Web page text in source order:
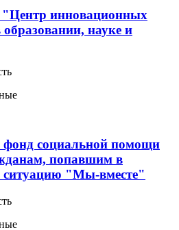
"Центр инновационных
науке и
фонд социальной помощи
попавшим в
ситуацию "Мы-вместе"